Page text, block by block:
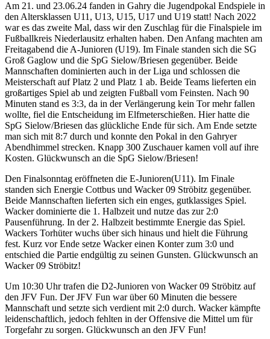
Am 21. und 23.06.24 fanden in Gahry die Jugendpokal Endspiele in
den Altersklassen U11, U13, U15, U17 und U19 statt! Nach 2022
war es das zweite Mal, dass wir den Zuschlag für die Finalspiele im
Fußballkreis Niederlausitz erhalten haben. Den Anfang machten am
Freitagabend die A-Junioren (U19). Im Finale standen sich die SG
Groß Gaglow und die SpG Sielow/Briesen gegenüber. Beide
Mannschaften dominierten auch in der Liga und schlossen die
Meisterschaft auf Platz 2 und Platz 1 ab. Beide Teams lieferten ein
großartiges Spiel ab und zeigten Fußball vom Feinsten. Nach 90
Minuten stand es 3:3, da in der Verlängerung kein Tor mehr fallen
wollte, fiel die Entscheidung im Elfmeterschießen. Hier hatte die
SpG Sielow/Briesen das glückliche Ende für sich. Am Ende setzte
man sich mit 8:7 durch und konnte den Pokal in den Gahryer
Abendhimmel strecken. Knapp 300 Zuschauer kamen voll auf ihre
Kosten. Glückwunsch an die SpG Sielow/Briesen!
Den Finalsonntag eröffneten die E-Junioren(U11). Im Finale
standen sich Energie Cottbus und Wacker 09 Ströbitz gegenüber.
Beide Mannschaften lieferten sich ein enges, gutklassiges Spiel.
Wacker dominierte die 1. Halbzeit und nutze das zur 2:0
Pausenführung. In der 2. Halbzeit bestimmte Energie das Spiel.
Wackers Torhüter wuchs über sich hinaus und hielt die Führung
fest. Kurz vor Ende setze Wacker einen Konter zum 3:0 und
entschied die Partie endgültig zu seinen Gunsten. Glückwunsch an
Wacker 09 Ströbitz!
Um 10:30 Uhr trafen die D2-Junioren von Wacker 09 Ströbitz auf
den JFV Fun. Der JFV Fun war über 60 Minuten die bessere
Mannschaft und setzte sich verdient mit 2:0 durch. Wacker kämpfte
leidenschaftlich, jedoch fehlten in der Offensive die Mittel um für
Torgefahr zu sorgen. Glückwunsch an den JFV Fun!